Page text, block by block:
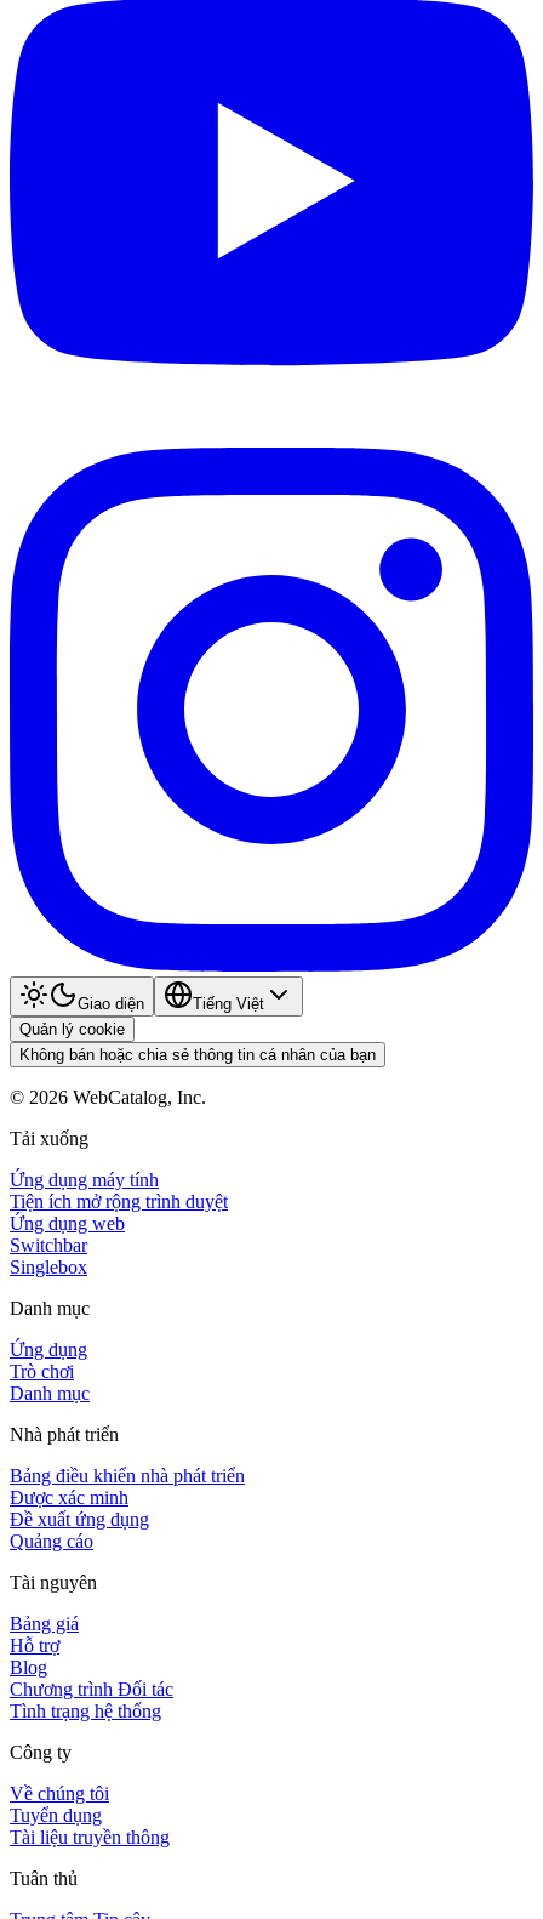
Giao diện
Tiếng Việt
Quản lý cookie
Không bán hoặc chia sẻ thông tin cá nhân của bạn
© 2026 WebCatalog, Inc.
Tải xuống
Ứng dụng máy tính
Tiện ích mở rộng trình duyệt
Ứng dụng web
Switchbar
Singlebox
Danh mục
Ứng dụng
Trò chơi
Danh mục
Nhà phát triển
Bảng điều khiển nhà phát triển
Được xác minh
Đề xuất ứng dụng
Quảng cáo
Tài nguyên
Bảng giá
Hỗ trợ
Blog
Chương trình Đối tác
Tình trạng hệ thống
Công ty
Về chúng tôi
Tuyển dụng
Tài liệu truyền thông
Tuân thủ